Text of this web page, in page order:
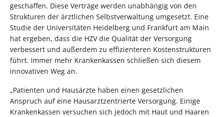
geschaffen. Diese Verträge werden unabhängig von den
Strukturen der ärztlichen Selbstverwaltung umgesetzt. Eine
Studie der Universitäten Heidelberg und Frankfurt am Main
hat ergeben, dass die HZV die Qualität der Versorgung
verbessert und außerdem zu effizienteren Kostenstrukturen
führt. Immer mehr Krankenkassen schließen sich diesem
innovativen Weg an.
„Patienten und Hausärzte haben einen gesetzlichen
Anspruch auf eine Hausarztzentrierte Versorgung. Einige
Krankenkassen versuchen sich jedoch mit Haut und Haaren